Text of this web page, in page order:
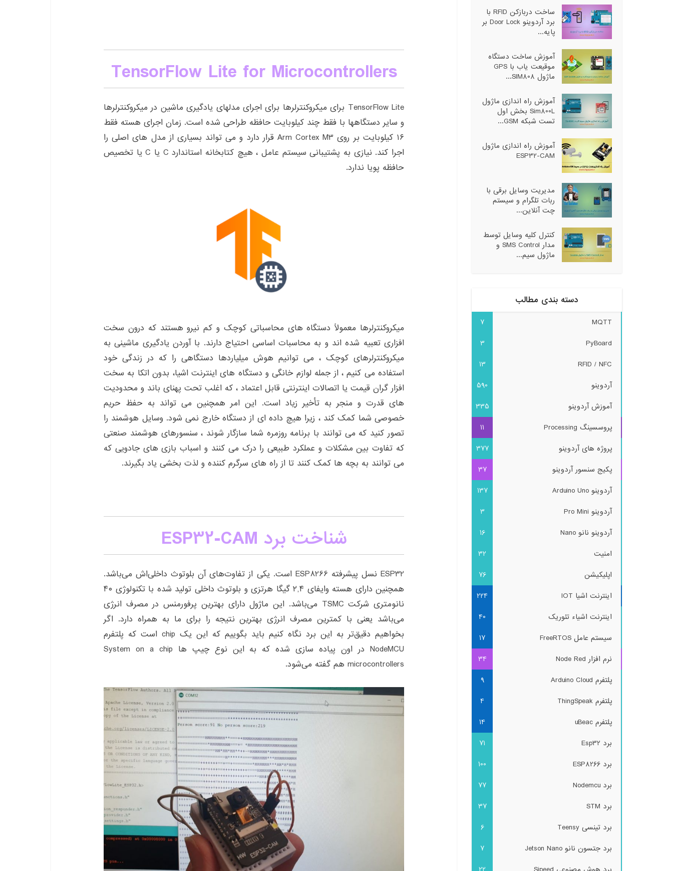
TensorFlow Lite for Microcontrollers
TensorFlow Lite برای میکروکنترلرها برای اجرای مدلهای یادگیری ماشین در میکروکنترلرها
و سایر دستگاهها با فقط چند کیلوبایت حافظه طراحی شده است. زمان اجرای هسته فقط
۱۶ کیلوبایت بر روی Arm Cortex M3 قرار دارد و می تواند بسیاری از مدل های اصلی را
اجرا کند. نیازی به پشتیبانی سیستم عامل ، هیچ کتابخانه استاندارد C یا C یا تخصیص
حافظه پویا ندارد.
میکروکنترلرها معمولاً دستگاه های محاسباتی کوچک و کم نیرو هستند که درون سخت
افزاری تعبیه شده اند و به محاسبات اساسی احتیاج دارند. با آوردن یادگیری ماشینی به
میکروکنترلرهای کوچک ، می توانیم هوش میلیاردها دستگاهی را که در زندگی خود
استفاده می کنیم ، از جمله لوازم خانگی و دستگاه های اینترنت اشیا، بدون اتکا به سخت
افزار گران قیمت یا اتصالات اینترنتی قابل اعتماد ، که اغلب تحت پهنای باند و محدودیت
های قدرت و منجر به تأخیر زیاد است. این امر همچنین می تواند به حفظ حریم
خصوصی شما کمک کند ، زیرا هیچ داده ای از دستگاه خارج نمی شود. وسایل هوشمند را
تصور کنید که می توانند با برنامه روزمره شما سازگار شوند ، سنسورهای هوشمند صنعتی
که تفاوت بین مشکلات و عملکرد طبیعی را درک می کنند و اسباب بازی های جادویی که
می توانند به بچه ها کمک کنند تا از راه های سرگرم کننده و لذت بخشی یاد بگیرند.
شناخت برد ESP32-CAM
ESP32 نسل پیشرفته ESP8266 است. یکی از تفاوت‌های آن بلوتوث داخلی‌اش می‌باشد.
همچنین دارای هسته وایفای ۲,۴ گیگا هرتزی و بلوتوث داخلی تولید شده با تکنولوژی ۴۰
نانومتری شرکت TSMC می‌باشد. این ماژول دارای بهترین پرفورمنس در مصرف انرژی
می‌باشد یعنی با کمترین مصرف انرژی بهترین نتیجه را برای ما به همراه دارد. اگر
بخواهیم دقیق‌تر به این برد نگاه کنیم باید بگوییم که این یک chip است که پلتفرم
NodeMCU در اون پیاده سازی شده که به این نوع چیپ ها System on a chip
microcontrollers هم گفته می‌شود.
ساخت دربازکن RFID با
برد آردوینو Door Lock بر
پایه...
آموزش ساخت دستگاه
موقیعت یاب با GPS
ماژول SIM808...
آموزش راه اندازی ماژول
Sim800L بخش اول
تست شبکه GSM...
آموزش راه اندازی ماژول
ESP32-CAM
مدیریت وسایل برقی با
ربات تلگرام و سیستم
چت آنلاین...
کنترل کلیه وسایل توسط
مدار SMS Control و
ماژول سیم...
دسته بندی مطالب
MQTT
7
PyBoard
3
RFID / NFC
13
آردوینو
590
آموزش آردوینو
335
پروسسینگ Processing
11
پروژه های آردوینو
377
پکیج سنسور آردوینو
37
آردوینو Arduino Uno
137
آردوینو Pro Mini
3
آردوینو نانو Nano
16
امنیت
32
اپلیکیشن
76
اینترنت اشیا IOT
224
اینترنت اشیاء تئوریک
40
سیستم عامل FreeRTOS
17
نرم افزار Node Red
34
پلتفرم Arduino Cloud
9
پلتفرم ThingSpeak
4
پلتفرم uBeac
14
برد Esp32
71
برد ESP8266
100
برد Nodemcu
77
برد STM
37
برد تینسی Teensy
6
برد جتسون نانو Jetson Nano
7